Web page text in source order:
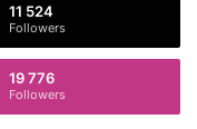
11 524
Followers
19 776
Followers